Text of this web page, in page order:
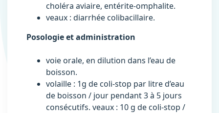
choléra aviaire, entérite-omphalite.
veaux : diarrhée colibacillaire.
Posologie et administration
voie orale, en dilution dans l’eau de
boisson.
volaille : 1g de coli-stop par litre d’eau
de boisson / jour pendant 3 à 5 jours
consécutifs. veaux : 10 g de coli-stop /